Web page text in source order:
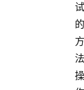
试
的
方
法
操